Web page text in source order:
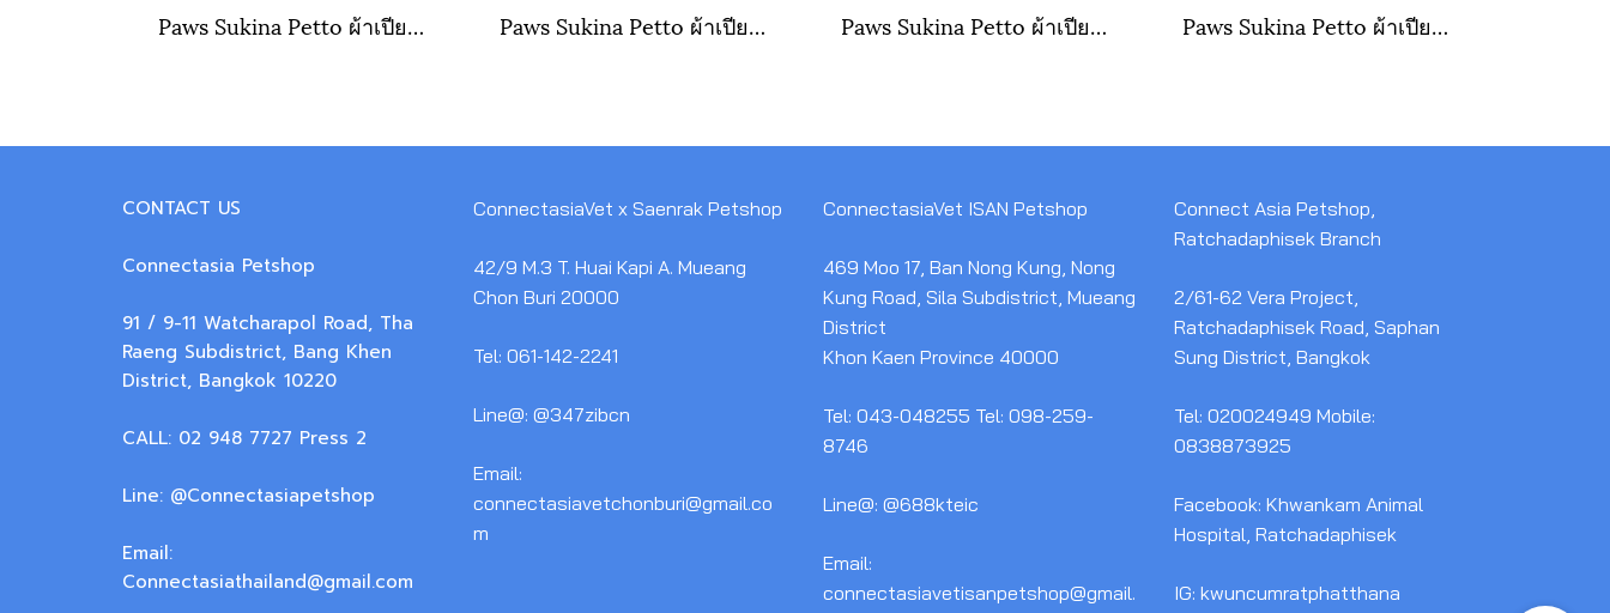
Paws Sukina Petto ผ้าเปียก สูตร สูตร Cool Mint (สีเขียว) Paws Sukina Petto ผ้าเปียก สูตร สูตร Original (สีฟ้า) Paws Sukina Petto ผ้าเปียก สูตร Hypoallergenic (สีชมพู ) Paws Sukina Petto ผ้าเปียก สูตร Himalayan Salt (สีม่วง) สูตรกำจัดแบคทีเรีย (มาใหม่)
CONTACT US
Connectasia Petshop
91 / 9-11 Watcharapol Road, Tha
Raeng Subdistrict, Bang Khen
District, Bangkok 10220
CALL: 02 948 7727 Press 2
Line: @Connectasiapetshop
Email:
Connectasiathailand@gmail.com
ConnectasiaVet x Saenrak Petshop
42/9 M.3 T. Huai Kapi A. Mueang
Chon Buri 20000
Tel: 061-142-2241
Line@: @347zibcn
Email:
connectasiavetchonburi@gmail.co
m
ConnectasiaVet ISAN Petshop
469 Moo 17, Ban Nong Kung, Nong
Kung Road, Sila Subdistrict, Mueang
District
Khon Kaen Province 40000
Tel: 043-048255 Tel: 098-259-
8746
Line@: @688kteic
Email:
connectasiavetisanpetshop@gmail.
Connect Asia Petshop,
Ratchadaphisek Branch
2/61-62 Vera Project,
Ratchadaphisek Road, Saphan
Sung District, Bangkok
Tel: 020024949 Mobile:
0838873925
Facebook: Khwankam Animal
Hospital, Ratchadaphisek
IG: kwuncumratphatthana